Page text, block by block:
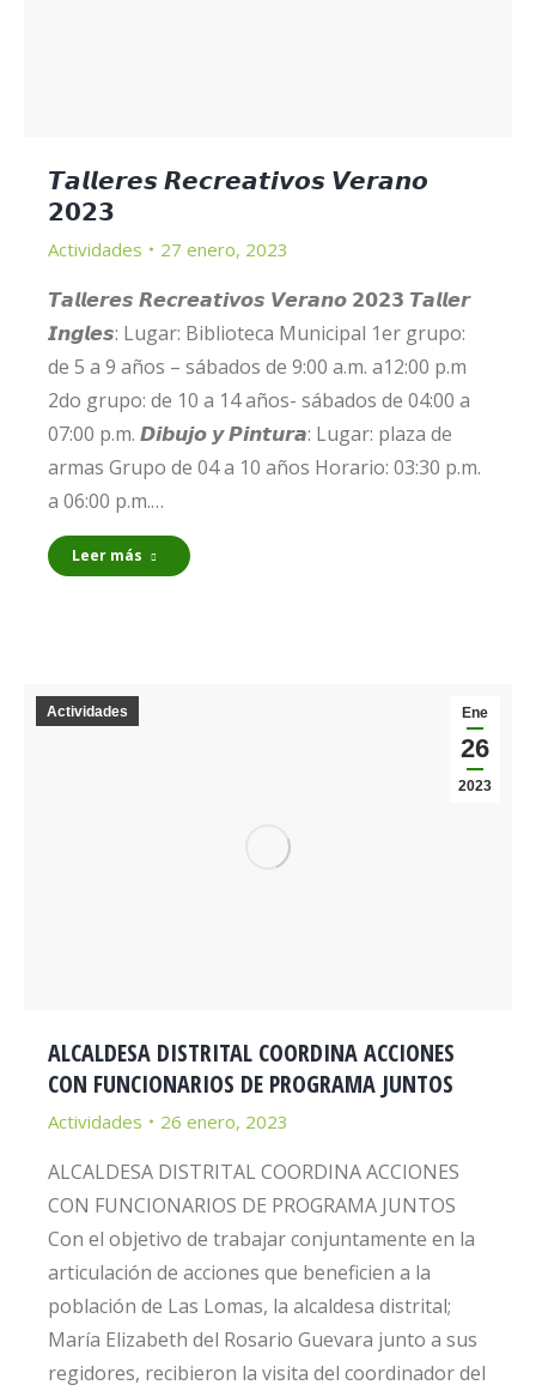
𝙏𝙖𝙡𝙡𝙚𝙧𝙚𝙨 𝙍𝙚𝙘𝙧𝙚𝙖𝙩𝙞𝙫𝙤𝙨 𝙑𝙚𝙧𝙖𝙣𝙤
𝟮𝟬𝟮𝟯
Actividades 27 enero, 2023
𝙏𝙖𝙡𝙡𝙚𝙧𝙚𝙨 𝙍𝙚𝙘𝙧𝙚𝙖𝙩𝙞𝙫𝙤𝙨 𝙑𝙚𝙧𝙖𝙣𝙤 𝟮𝟬𝟮𝟯 𝙏𝙖𝙡𝙡𝙚𝙧
𝙄𝙣𝙜𝙡𝙚𝙨: Lugar: Biblioteca Municipal 1er grupo:
de 5 a 9 años – sábados de 9:00 a.m. a12:00 p.m
2do grupo: de 10 a 14 años- sábados de 04:00 a
07:00 p.m. 𝘿𝙞𝙗𝙪𝙟𝙤 𝙮 𝙋𝙞𝙣𝙩𝙪𝙧𝙖: Lugar: plaza de
armas Grupo de 04 a 10 años Horario: 03:30 p.m.
a 06:00 p.m.…
Leer más
Ene
26
2023
Actividades
ALCALDESA DISTRITAL COORDINA ACCIONES
CON FUNCIONARIOS DE PROGRAMA JUNTOS
Actividades 26 enero, 2023
ALCALDESA DISTRITAL COORDINA ACCIONES
CON FUNCIONARIOS DE PROGRAMA JUNTOS
Con el objetivo de trabajar conjuntamente en la
articulación de acciones que beneficien a la
población de Las Lomas, la alcaldesa distrital;
María Elizabeth del Rosario Guevara junto a sus
regidores, recibieron la visita del coordinador del